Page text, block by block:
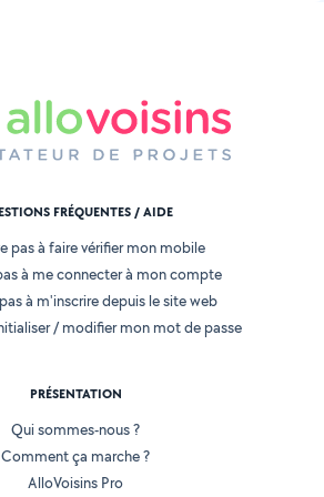
FRÉQUENTES / AIDE
pas à faire vérifier mon mobile
à me connecter à mon compte
à m'inscrire depuis le site web
/ modifier mon mot de passe
PRÉSENTATION
Qui sommes-nous ?
Comment ça marche ?
AlloVoisins Pro